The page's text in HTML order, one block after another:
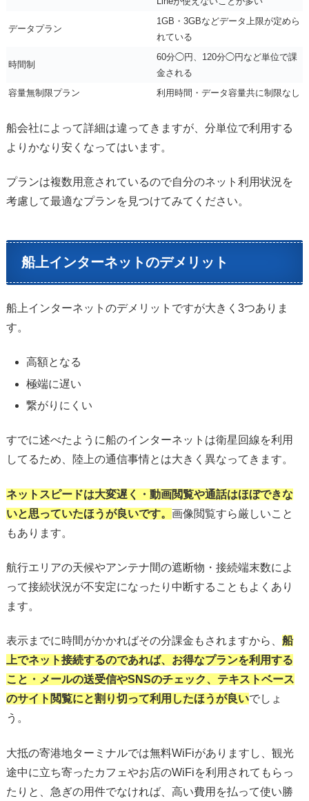
データプラン
1GB・3GBなどデータ上限が定めら
れている
時間制
60分◯円、120分◯円など単位で課
金される
容量無制限プラン
利用時間・データ容量共に制限なし
船会社によって詳細は違ってきますが、分単位で利用する
よりかなり安くなってはいます。
プランは複数用意されているので自分のネット利用状況を
考慮して最適なプランを見つけてみてください。
船上インターネットのデメリット
船上インターネットのデメリットですが大きく3つありま
す。
高額となる
極端に遅い
繋がりにくい
すでに述べたように船のインターネットは衛星回線を利用
してるため、陸上の通信事情とは大きく異なってきます。
ネットスピードは大変遅く・動画閲覧や通話はほぼできな
いと思っていたほうが良いです。 画像閲覧すら厳しいこと
もあります。
航行エリアの天候やアンテナ間の遮断物・接続端末数によ
って接続状況が不安定になったり中断することもよくあり
ます。
表示までに時間がかかればその分課金もされますから、 船
上でネット接続するのであれば、お得なプランを利用する
こと・メールの送受信やSNSのチェック、テキストベース
のサイト閲覧にと割り切って利用したほうが良いでしょ
う。
大抵の寄港地ターミナルでは無料WiFiがありますし、観光
途中に立ち寄ったカフェやお店のWiFiを利用されてもらっ
たりと、急ぎの用件でなければ、高い費用を払って使い勝